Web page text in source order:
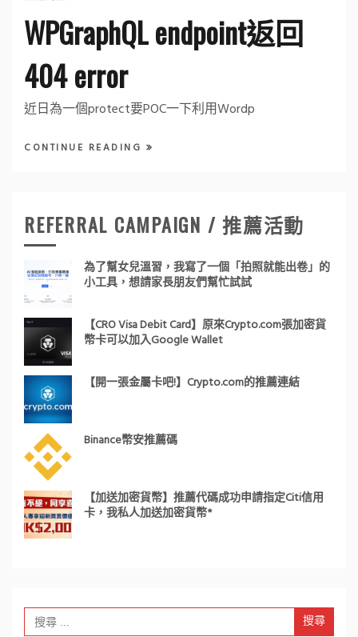
WPGraphQL endpoint返回
404 error
近日為一個protect要POC一下利用Wordp
CONTINUE READING
REFERRAL CAMPAIGN / 推薦活動
為了幫女兒溫習，我寫了一個「拍照就能出卷」的
小工具，想請家長朋友們幫忙試試
【CRO Visa Debit Card】原來Crypto.com張加密貨
幣卡可以加入Google Wallet
【開一張金屬卡吧!】Crypto.com的推薦連結
Binance幣安推薦碼
【加送加密貨幣】推薦代碼成功申請指定Citi信用
卡，我私人加送加密貨幣*
Search
for: